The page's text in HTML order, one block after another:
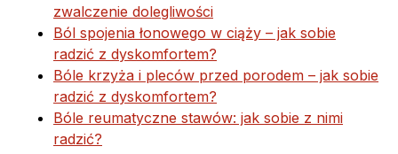
zwalczenie dolegliwości
Ból spojenia łonowego w ciąży – jak sobie
radzić z dyskomfortem?
Bóle krzyża i pleców przed porodem – jak sobie
radzić z dyskomfortem?
Bóle reumatyczne stawów: jak sobie z nimi
radzić?